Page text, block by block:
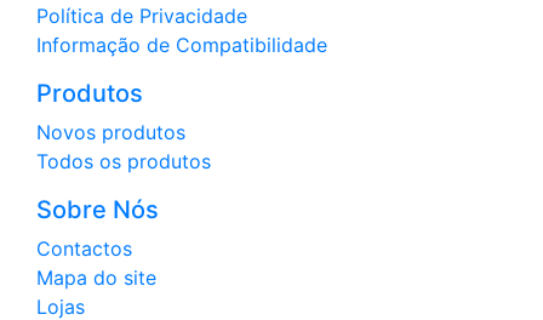
Política de Privacidade
Informação de Compatibilidade
Produtos
Novos produtos
Todos os produtos
Sobre Nós
Contactos
Mapa do site
Lojas